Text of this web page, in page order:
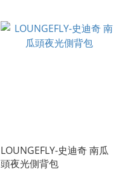
LOUNGEFLY-史迪奇 南瓜
頭夜光側背包